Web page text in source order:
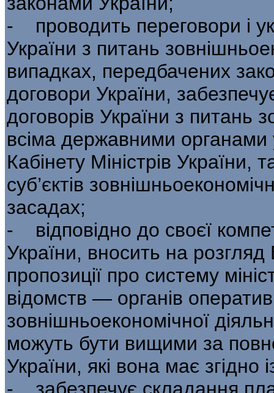
- проводить переговори і
України з питань
випадках, передбачених
договори України,
договорів України з питань
всіма державними органами
Кабінету Міністрів України,
суб’єктів
засадах;
- відповідно до своєї
України, вносить на
пропозиції про систему
відомств — органів
зовнішньоекономічної
можуть бути вищими за
України, які вона має згідно
- забезпечує складання